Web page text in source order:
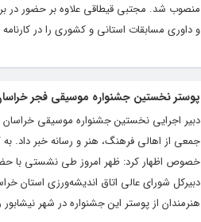
منصوب شد. مجتبی قیطاقی علاوه بر حضور در
و داوری مسابقات استانی و کشوری را در
پوستر نخستین جشنواره موسیقی فجر
دبیر اجرایی نخستین جشنواره موسیقی
جمعی از اهالی فرهنگ، هنر و رسانه خبر داد.
خصوص اظهار کرد: ظهر امروز طی نشستی با حضور
دبیرکل شورای عالی اتاق اندیشه‌ورزی استان
هنرمندان از پوستر این جشنواره در شهر